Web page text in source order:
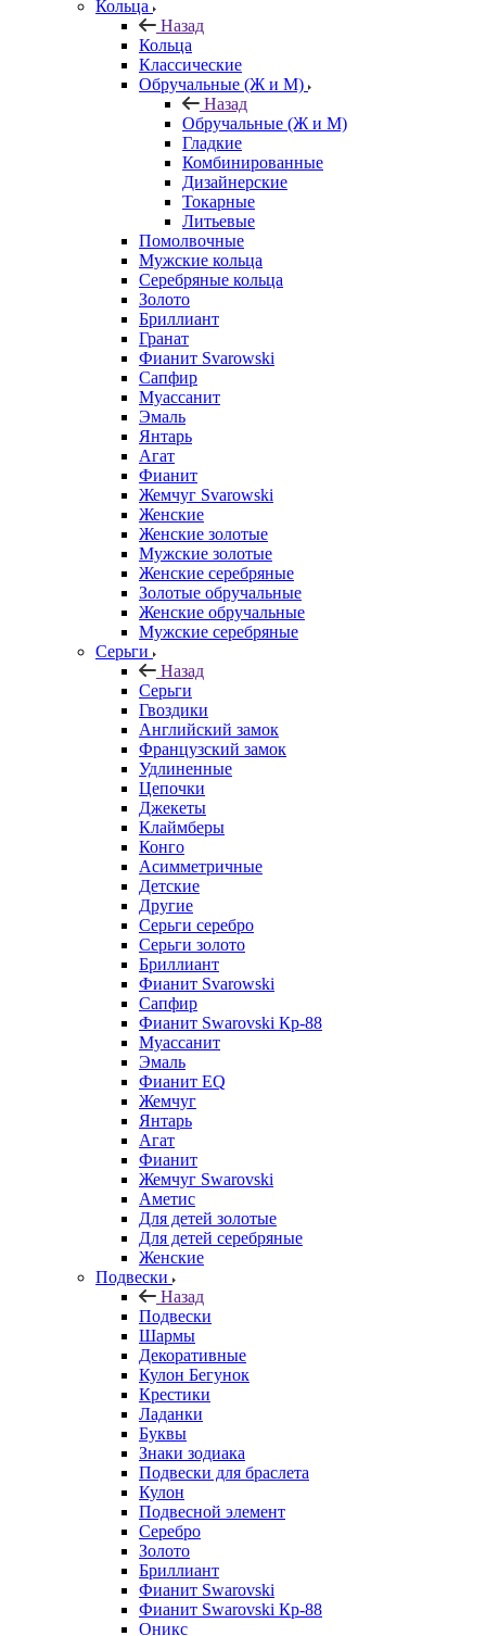
Кольца
Назад
Кольца
Классические
Обручальные (Ж и М)
Назад
Обручальные (Ж и М)
Гладкие
Комбинированные
Дизайнерские
Токарные
Литьевые
Помолвочные
Мужские кольца
Серебряные кольца
Золото
Бриллиант
Гранат
Фианит Svarowski
Сапфир
Муассанит
Эмаль
Янтарь
Агат
Фианит
Жемчуг Svarowski
Женские
Женские золотые
Мужские золотые
Женские серебряные
Золотые обручальные
Женские обручальные
Мужские серебряные
Серьги
Назад
Серьги
Гвоздики
Английский замок
Французский замок
Удлиненные
Цепочки
Джекеты
Клаймберы
Конго
Асимметричные
Детские
Другие
Серьги серебро
Серьги золото
Бриллиант
Фианит Svarowski
Сапфир
Фианит Swarovski Кр-88
Муассанит
Эмаль
Фианит EQ
Жемчуг
Янтарь
Агат
Фианит
Жемчуг Swarovski
Аметис
Для детей золотые
Для детей серебряные
Женские
Подвески
Назад
Подвески
Шармы
Декоративные
Кулон Бегунок
Крестики
Ладанки
Буквы
Знаки зодиака
Подвески для браслета
Кулон
Подвесной элемент
Серебро
Золото
Бриллиант
Фианит Swarovski
Фианит Swarovski Кр-88
Оникс